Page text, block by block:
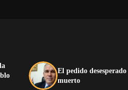
El pedido
muerto